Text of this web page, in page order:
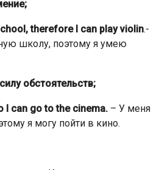
therefore I can play violin.-
школу, поэтому я умею
обстоятельств;
I can go to the cinema. – У меня
я могу пойти в кино.